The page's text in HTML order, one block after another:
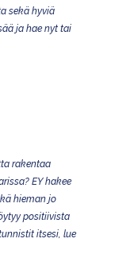
sekä hyviä
ja hae nyt tai
rakentaa
EY hakee
hieman jo
positiivista
itsesi, lue